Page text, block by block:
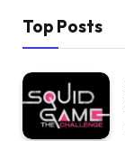
Top Posts